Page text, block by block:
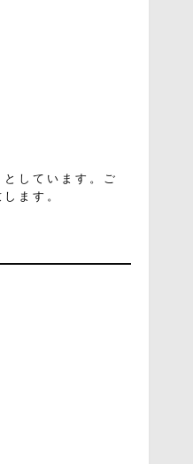
しています。ご
ます。